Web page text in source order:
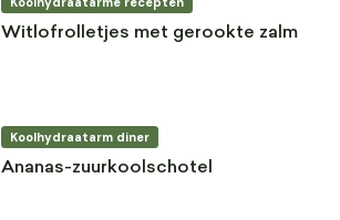
Witlofrolletjes met gerookte zalm
Koolhydraatarm diner
Ananas-zuurkoolschotel